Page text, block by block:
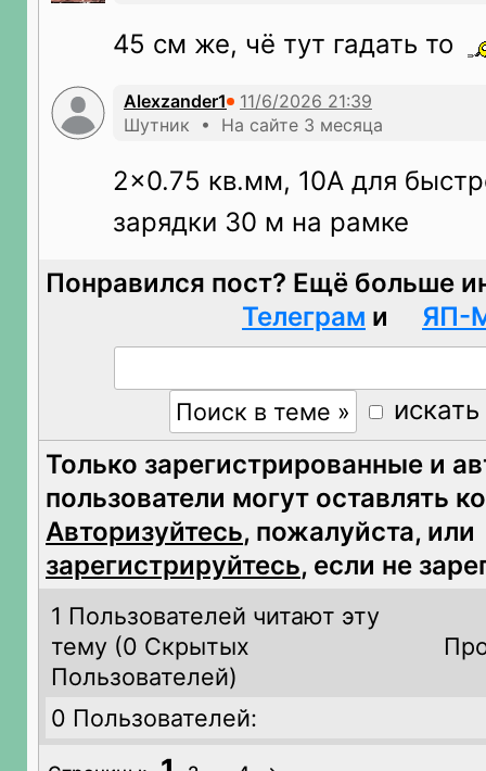
45 см же, чё тут гадать то
Alexzander1
Шутник • На сайте 3 месяца
2x0.75 кв.мм, 10A для
зарядки 30 м на рамке
Понравился пост? Ещё больше
Телеграм и ЯП-
Только зарегистрированные и
пользователи могут оставлять
Авторизуйтесь, пожалуйста, или
зарегистрируйтесь, если не
1 Пользователей читают эту
тему (0 Скрытых
Пользователей)
0 Пользователей: